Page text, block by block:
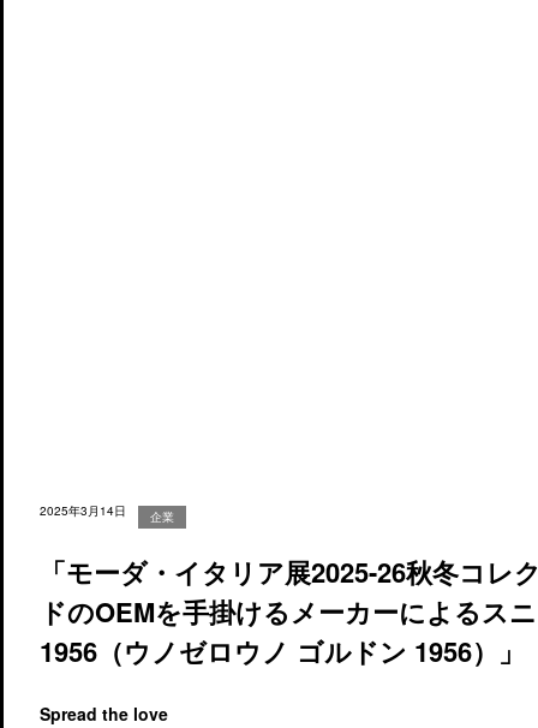
2025年3月14日 企業
「モーダ・イタリア展2025-26秋冬コ
ドのOEMを手掛けるメーカーによるス
1956（ウノゼロウノ ゴルドン 1956）」
Spread the love